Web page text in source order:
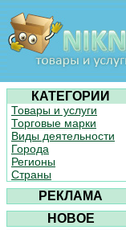
КАТЕГОРИИ
Товары и услуги
Торговые марки
Виды деятельности
Города
Регионы
Страны
РЕКЛАМА
НОВОЕ